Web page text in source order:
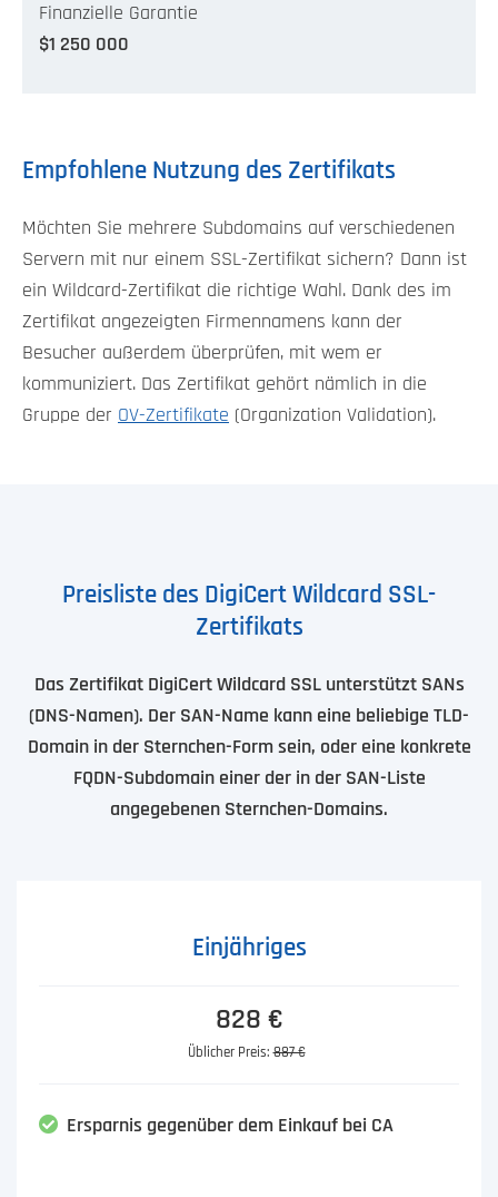
Finanzielle Garantie
$1 250 000
Empfohlene Nutzung des Zertifikats
Möchten Sie mehrere Subdomains auf verschiedenen
Servern mit nur einem SSL-Zertifikat sichern? Dann ist
ein Wildcard-Zertifikat die richtige Wahl. Dank des im
Zertifikat angezeigten Firmennamens kann der
Besucher außerdem überprüfen, mit wem er
kommuniziert. Das Zertifikat gehört nämlich in die
Gruppe der OV-Zertifikate (Organization Validation).
Preisliste des DigiCert Wildcard SSL-
Zertifikats
Das Zertifikat DigiCert Wildcard SSL unterstützt SANs
(DNS-Namen). Der SAN-Name kann eine beliebige TLD-
Domain in der Sternchen-Form sein, oder eine konkrete
FQDN-Subdomain einer der in der SAN-Liste
angegebenen Sternchen-Domains.
Einjähriges
828 €
Üblicher Preis:887 €
Ersparnis gegenüber dem Einkauf bei CA